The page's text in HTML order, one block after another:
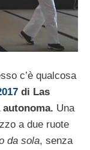
c’è qualcosa
di Las
Una
a due ruote
da sola, senza